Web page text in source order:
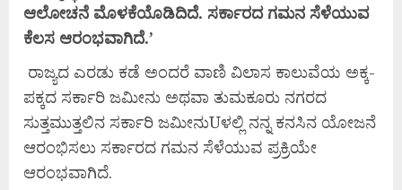
ಆಲೋಚನೆ ಮೊಳಕೆಯೊಡಿದಿದೆ. ಸರ್ಕಾರದ ಗಮನ ಸೆಳೆಯುವ
ಕೆಲಸ ಆರಂಭವಾಗಿದೆ.’
ರಾಜ್ಯದ ಎರಡು ಕಡೆ ಅಂದರೆ ವಾಣಿ ವಿಲಾಸ ಕಾಲುವೆಯ ಅಕ್ಕ-
ಪಕ್ಕದ ಸರ್ಕಾರಿ ಜಮೀನು ಅಥವಾ ತುಮಕೂರು ನಗರದ
ಸುತ್ತಮುತ್ತಲಿನ ಸರ್ಕಾರಿ ಜಮೀನುUಳಲ್ಲಿ ನನ್ನ ಕನಸಿನ ಯೋಜನೆ
ಆರಂಭಿಸಲು ಸರ್ಕಾರದ ಗಮನ ಸೆಳೆಯುವ ಪ್ರಕ್ರಿಯೇ
ಆರಂಭವಾಗಿದೆ.